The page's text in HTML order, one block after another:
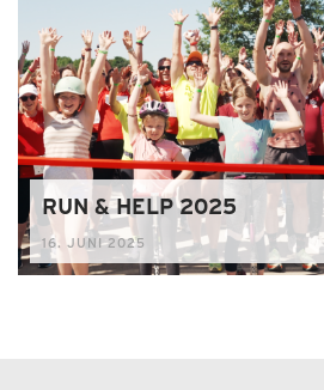
RUN & HELP 2025
16. JUNI 2025